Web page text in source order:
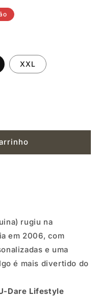
XXL
rugiu na
em 2006, com
e uma
é mais divertido do
Dare Lifestyle